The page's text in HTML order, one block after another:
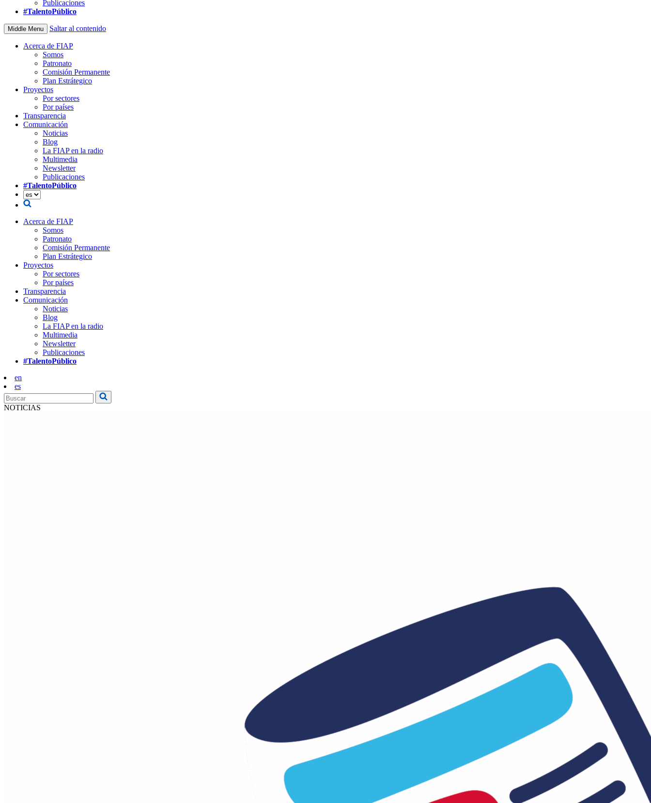
Publicaciones
#TalentoPúblico
Middle Menu Saltar al contenido
Acerca de FIAP
Somos
Patronato
Comisión Permanente
Plan Estrátegico
Proyectos
Por sectores
Por países
Transparencia
Comunicación
Noticias
Blog
La FIAP en la radio
Multimedia
Newsletter
Publicaciones
#TalentoPúblico
Acerca de FIAP
Somos
Patronato
Comisión Permanente
Plan Estrátegico
Proyectos
Por sectores
Por países
Transparencia
Comunicación
Noticias
Blog
La FIAP en la radio
Multimedia
Newsletter
Publicaciones
#TalentoPúblico
en
es
NOTICIAS